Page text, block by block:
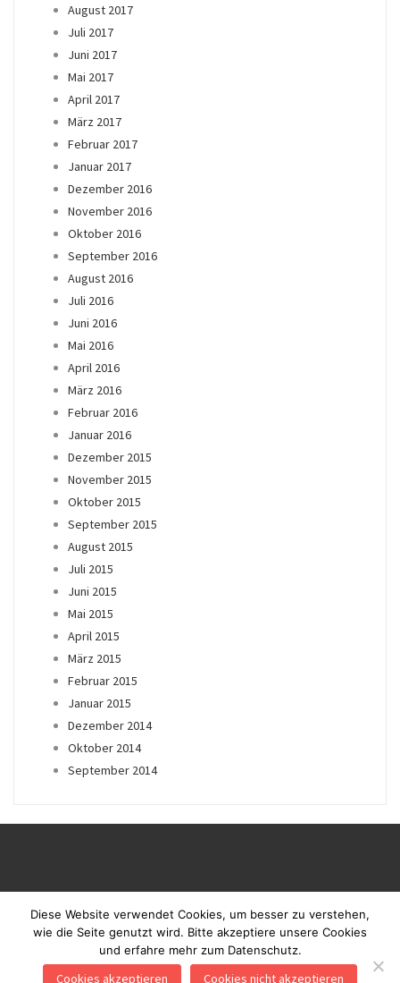
August 2017
Juli 2017
Juni 2017
Mai 2017
April 2017
März 2017
Februar 2017
Januar 2017
Dezember 2016
November 2016
Oktober 2016
September 2016
August 2016
Juli 2016
Juni 2016
Mai 2016
April 2016
März 2016
Februar 2016
Januar 2016
Dezember 2015
November 2015
Oktober 2015
September 2015
August 2015
Juli 2015
Juni 2015
Mai 2015
April 2015
März 2015
Februar 2015
Januar 2015
Dezember 2014
Oktober 2014
September 2014
Proudly powered by WordPress|Theme: Blaskan byColorlib.com .
Diese Website verwendet Cookies, um besser zu verstehen,
wie die Seite genutzt wird. Bitte akzeptiere unsere Cookies
und erfahre mehr zum Datenschutz.
Cookies akzeptieren Cookies nicht akzeptieren